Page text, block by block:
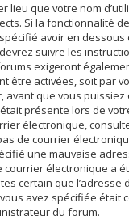
lieu que votre nom
Si la fonctionnalité
avoir en
suivre les
exigeront
être activées, soit par
avant que vous puissiez
présente lors de
électronique,
de courrier
une mauvaise
courrier électronique a
certain que l’adresse
avez spécifiée était
du forum.